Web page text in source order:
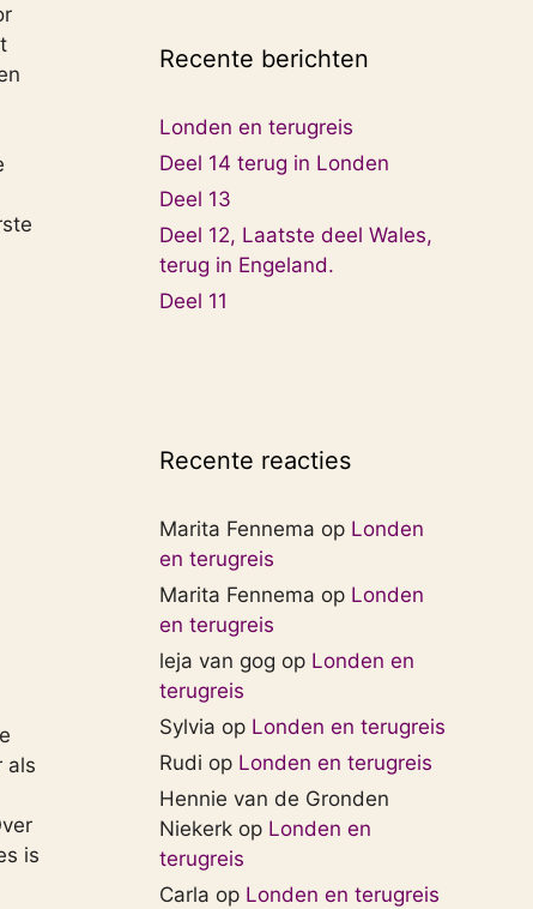
als
is
Recente berichten
Londen en terugreis
Deel 14 terug in Londen
Deel 13
Deel 12, Laatste deel Wales,
terug in Engeland.
Deel 11
Recente reacties
Marita Fennema op Londen
en terugreis
Marita Fennema op Londen
en terugreis
leja van gog op Londen en
terugreis
Sylvia op Londen en terugreis
Rudi op Londen en terugreis
Hennie van de Gronden
Niekerk op Londen en
terugreis
Carla op Londen en terugreis